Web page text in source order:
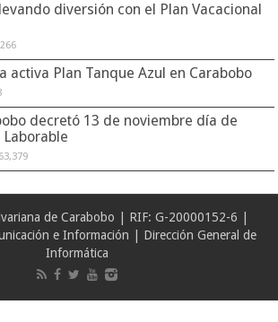
diversión con el Plan Vacacional
activa Plan Tanque Azul en Carabobo
decretó 13 de noviembre día de
Laborable
63,379
de Carabobo | RIF: G-20000152-6 |
e Información | Dirección General de
Informática